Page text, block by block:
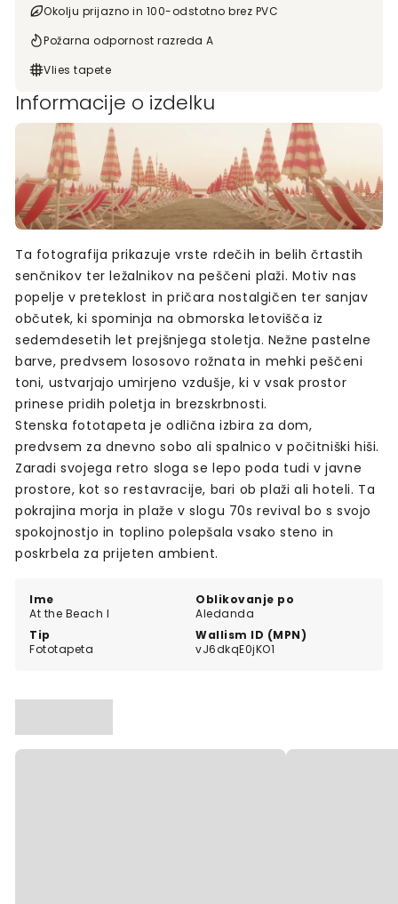
Okolju prijazno in 100-odstotno brez PVC
Požarna odpornost razreda A
Vlies tapete
Informacije o izdelku
Ime
At the Beach I
Oblikovanje po
Aledanda
Tip
Fototapeta
Wallism ID (MPN)
vJ6dkqE0jKO1
Ta fotografija prikazuje vrste rdečih in belih črtastih
senčnikov ter ležalnikov na peščeni plaži. Motiv nas
popelje v preteklost in pričara nostalgičen ter sanjav
občutek, ki spominja na obmorska letovišča iz
sedemdesetih let prejšnjega stoletja. Nežne pastelne
barve, predvsem lososovo rožnata in mehki peščeni
toni, ustvarjajo umirjeno vzdušje, ki v vsak prostor
prinese pridih poletja in brezskrbnosti.
Stenska fototapeta je odlična izbira za dom,
predvsem za dnevno sobo ali spalnico v počitniški hiši.
Zaradi svojega retro sloga se lepo poda tudi v javne
prostore, kot so restavracije, bari ob plaži ali hoteli. Ta
pokrajina morja in plaže v slogu 70s revival bo s svojo
spokojnostjo in toplino polepšala vsako steno in
poskrbela za prijeten ambient.